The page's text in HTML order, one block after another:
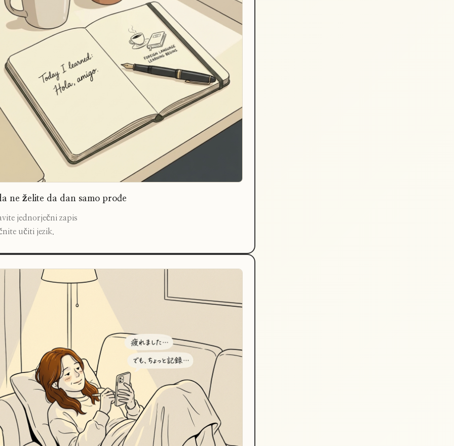
ne želite da dan samo prođe
jednorječni zapis
učiti jezik.